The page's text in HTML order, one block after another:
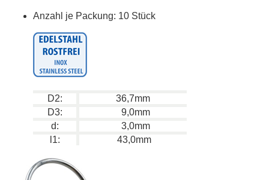
Anzahl je Packung: 10 Stück
D2:
36,7mm
D3:
9,0mm
d:
3,0mm
l1:
43,0mm